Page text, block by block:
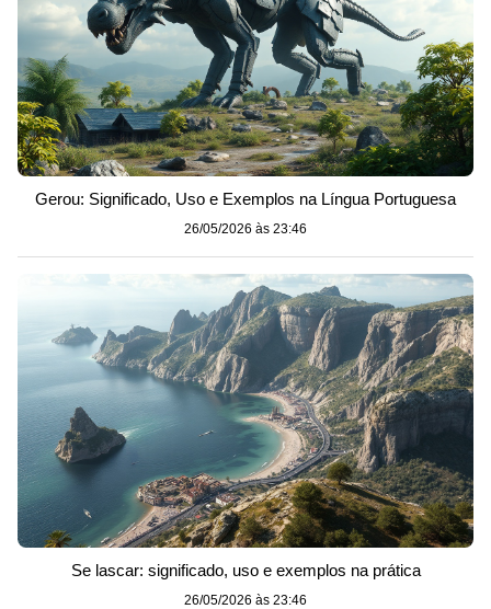
Gerou: Significado, Uso e Exemplos na Língua Portuguesa
26/05/2026 às 23:46
Se lascar: significado, uso e exemplos na prática
26/05/2026 às 23:46